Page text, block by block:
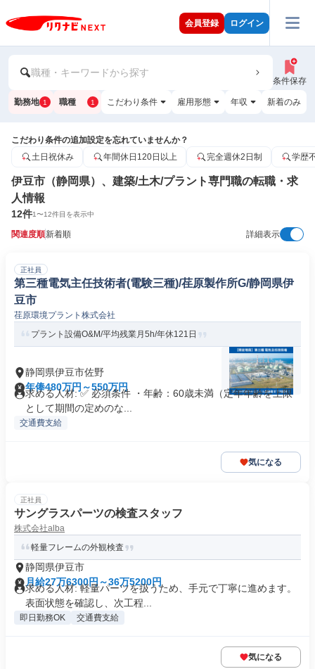
会員登録 ログイン
職種・キーワードから探す
条件保存
勤務地 1 職種 1 こだわり条件 雇用形態 年収 新着のみ
こだわり条件の追加設定を忘れていませんか？
土日祝休み
年間休日120日以上 完全週休2日制 学歴
伊豆市（静岡県）、建築/土木/プラント専門職の転職・求
人情報
12件1〜12件目を表示中
関連度順新着順 詳細表示
正社員
第三種電気主任技術者(電験三種)/荏原製作所G/静岡県伊
豆市
荏原環境プラント株式会社
プラント設備O&M/平均残業月5h/年休121日
静岡県伊豆市佐野
年俸480万円～550万円
求める人材: ✅ 必須条件 ・年齢：60歳未満（定年年齢を上限
として期間の定めのな...
交通費支給
気になる
正社員
サングラスパーツの検査スタッフ
株式会社alba
軽量フレームの外観検査
静岡県伊豆市
月給27万6300円～36万5200円
求める人材: 軽量パーツを扱うため、手元で丁寧に進めます。
表面状態を確認し、次工程...
即日勤務OK 交通費支給
気になる